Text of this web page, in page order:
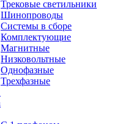
Трековые светильники
Шинопроводы
Системы в сборе
Комплектующие
Магнитные
Низковольтные
Однофазные
Трехфазные